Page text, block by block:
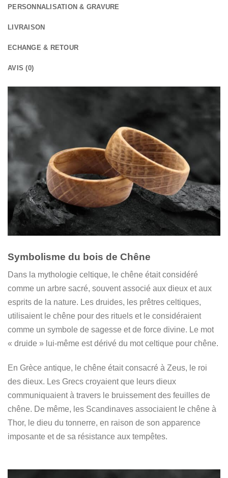
PERSONNALISATION & GRAVURE
LIVRAISON
ECHANGE & RETOUR
AVIS (0)
Symbolisme du bois de Chêne
Dans la mythologie celtique, le chêne était considéré
comme un arbre sacré, souvent associé aux dieux et aux
esprits de la nature. Les druides, les prêtres celtiques,
utilisaient le chêne pour des rituels et le considéraient
comme un symbole de sagesse et de force divine. Le mot
« druide » lui-même est dérivé du mot celtique pour chêne.
En Grèce antique, le chêne était consacré à Zeus, le roi
des dieux. Les Grecs croyaient que leurs dieux
communiquaient à travers le bruissement des feuilles de
chêne. De même, les Scandinaves associaient le chêne à
Thor, le dieu du tonnerre, en raison de son apparence
imposante et de sa résistance aux tempêtes.